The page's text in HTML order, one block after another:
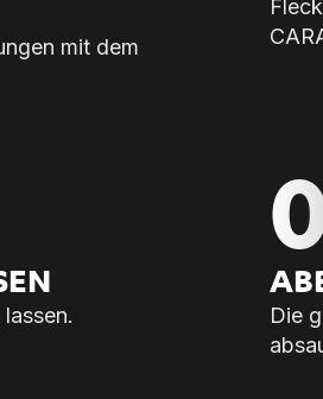
mit dem
Die